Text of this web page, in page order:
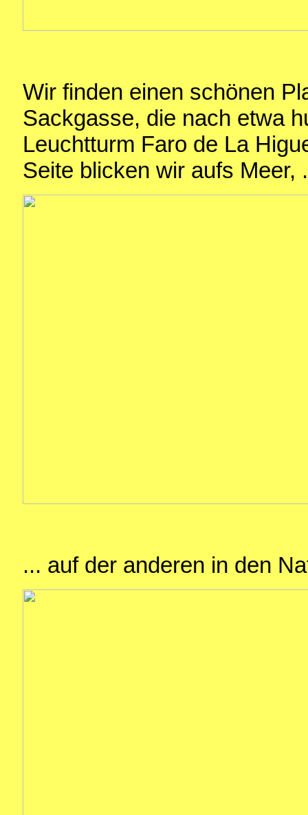
Wir finden einen schönen
Sackgasse, die nach etwa
Leuchtturm Faro de La
Seite blicken wir aufs Meer,
... auf der anderen in den